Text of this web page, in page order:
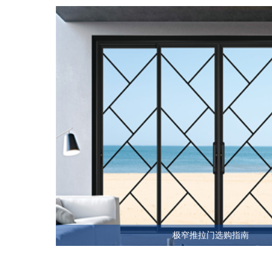
极窄推拉门选购指南